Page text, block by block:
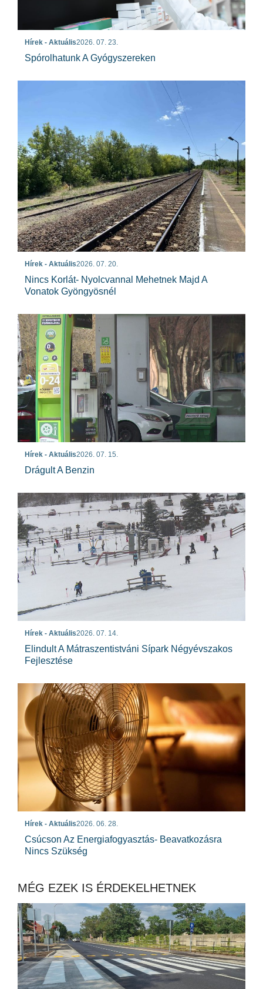
Hírek - Aktuális2026. 07. 23.
Spórolhatunk A Gyógyszereken
Hírek - Aktuális2026. 07. 20.
Nincs Korlát- Nyolcvannal Mehetnek Majd A
Vonatok Gyöngyösnél
Hírek - Aktuális2026. 07. 15.
Drágult A Benzin
Hírek - Aktuális2026. 07. 14.
Elindult A Mátraszentistváni Sípark Négyévszakos
Fejlesztése
Hírek - Aktuális2026. 06. 28.
Csúcson Az Energiafogyasztás- Beavatkozásra
Nincs Szükség
MÉG EZEK IS ÉRDEKELHETNEK